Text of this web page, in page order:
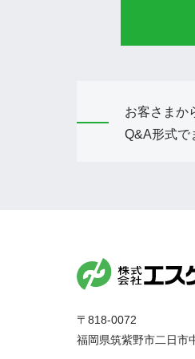
お客さまか
Q&A形式で
〒818-0072
福岡県筑紫野市二日市